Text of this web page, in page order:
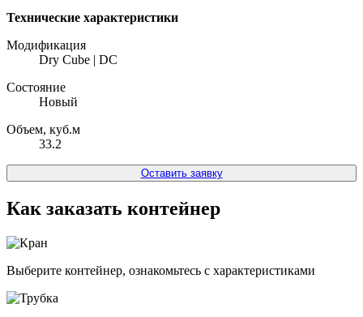
Технические характеристики
Модификация
Dry Cube | DC
Состояние
Новый
Объем, куб.м
33.2
Оставить заявку
Как заказать контейнер
Выберите контейнер, ознакомьтесь с характеристиками